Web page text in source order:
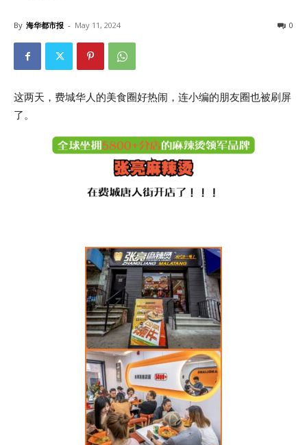
By 海华都市报 - May 11, 2024 0
这两天，费城华人的美食圈好热闹，连小编的朋友圈也被刷屏
了。